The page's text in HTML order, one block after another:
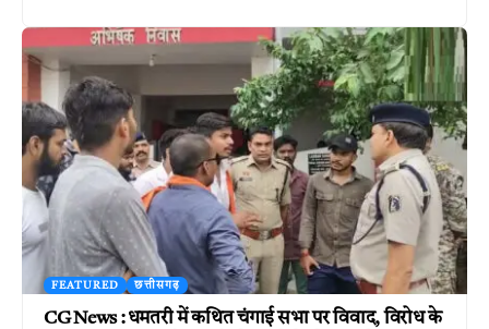
FEATURED छत्तीसगढ़
CG News : धमतरी में कथित चंगाई सभा पर विवाद, विरोध के